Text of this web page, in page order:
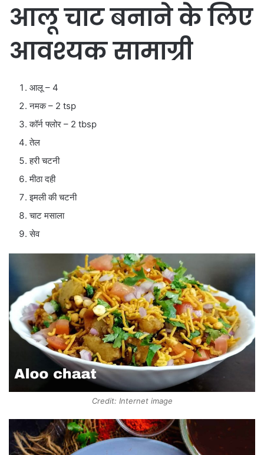
आलू चाट बनाने के लिए
आवश्यक सामाग्री
आलू – 4
नमक – 2 tsp
कॉर्न फ्लोर – 2 tbsp
तेल
हरी चटनी
मीठा दही
इमली की चटनी
चाट मसाला
सेव
Credit: Internet image